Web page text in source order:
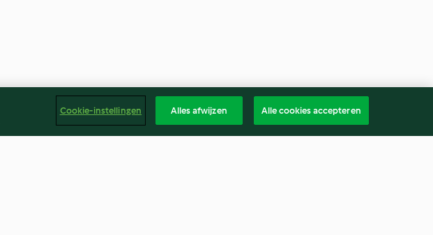
Cookie-instellingen Alles afwijzen Alle cookies accepteren